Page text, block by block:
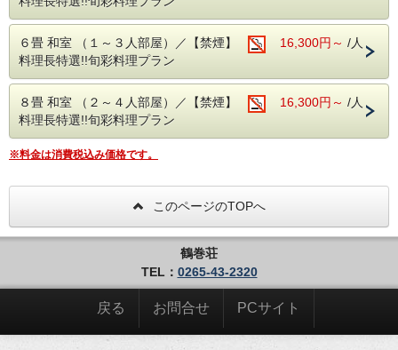
★好き嫌いには対応できません、ごめんなさい★
６畳 和室 （１～３人部屋）／【禁煙】 16,300円～ /人
料理長特選!!旬彩料理プラン
８畳 和室 （２～４人部屋）／【禁煙】 16,300円～ /人
料理長特選!!旬彩料理プラン
※料金は消費税込み価格です。
このページのTOPへ
鶴巻荘
TEL： 0265-43-2320
戻る お問合せ PCサイト